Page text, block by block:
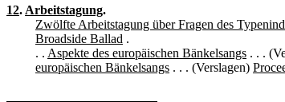
12. Arbeitstagung.
Zwölfte Arbeitstagung über Fragen des
Broadside Ballad .
. . Aspekte des europäischen Bänkelsangs . . .
europäischen Bänkelsangs . . . (Verslagen)